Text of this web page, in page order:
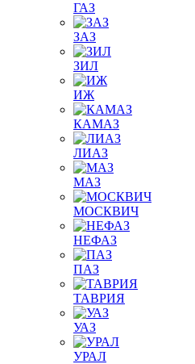
ГАЗ
ЗАЗ
ЗИЛ
ИЖ
КАМАЗ
ЛИАЗ
МАЗ
МОСКВИЧ
НЕФАЗ
ПАЗ
ТАВРИЯ
УАЗ
УРАЛ